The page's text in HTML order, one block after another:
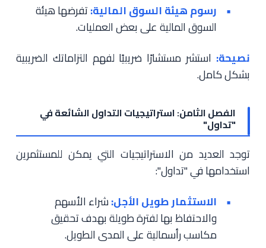
رسوم هيئة السوق المالية:تفرضها هيئة
السوق المالية على بعض العمليات.
نصيحة: استشر مستشارًا ضريبيًا لفهم التزاماتك الضريبية
بشكل كامل.
الفصل الثامن: استراتيجيات التداول الشائعة في
"تداول"
توجد العديد من الاستراتيجيات التي يمكن للمستثمرين
استخدامها في "تداول":
الاستثمار طويل الأجل:شراء الأسهم
والاحتفاظ بها لفترة طويلة بهدف تحقيق
مكاسب رأسمالية على المدى الطويل.